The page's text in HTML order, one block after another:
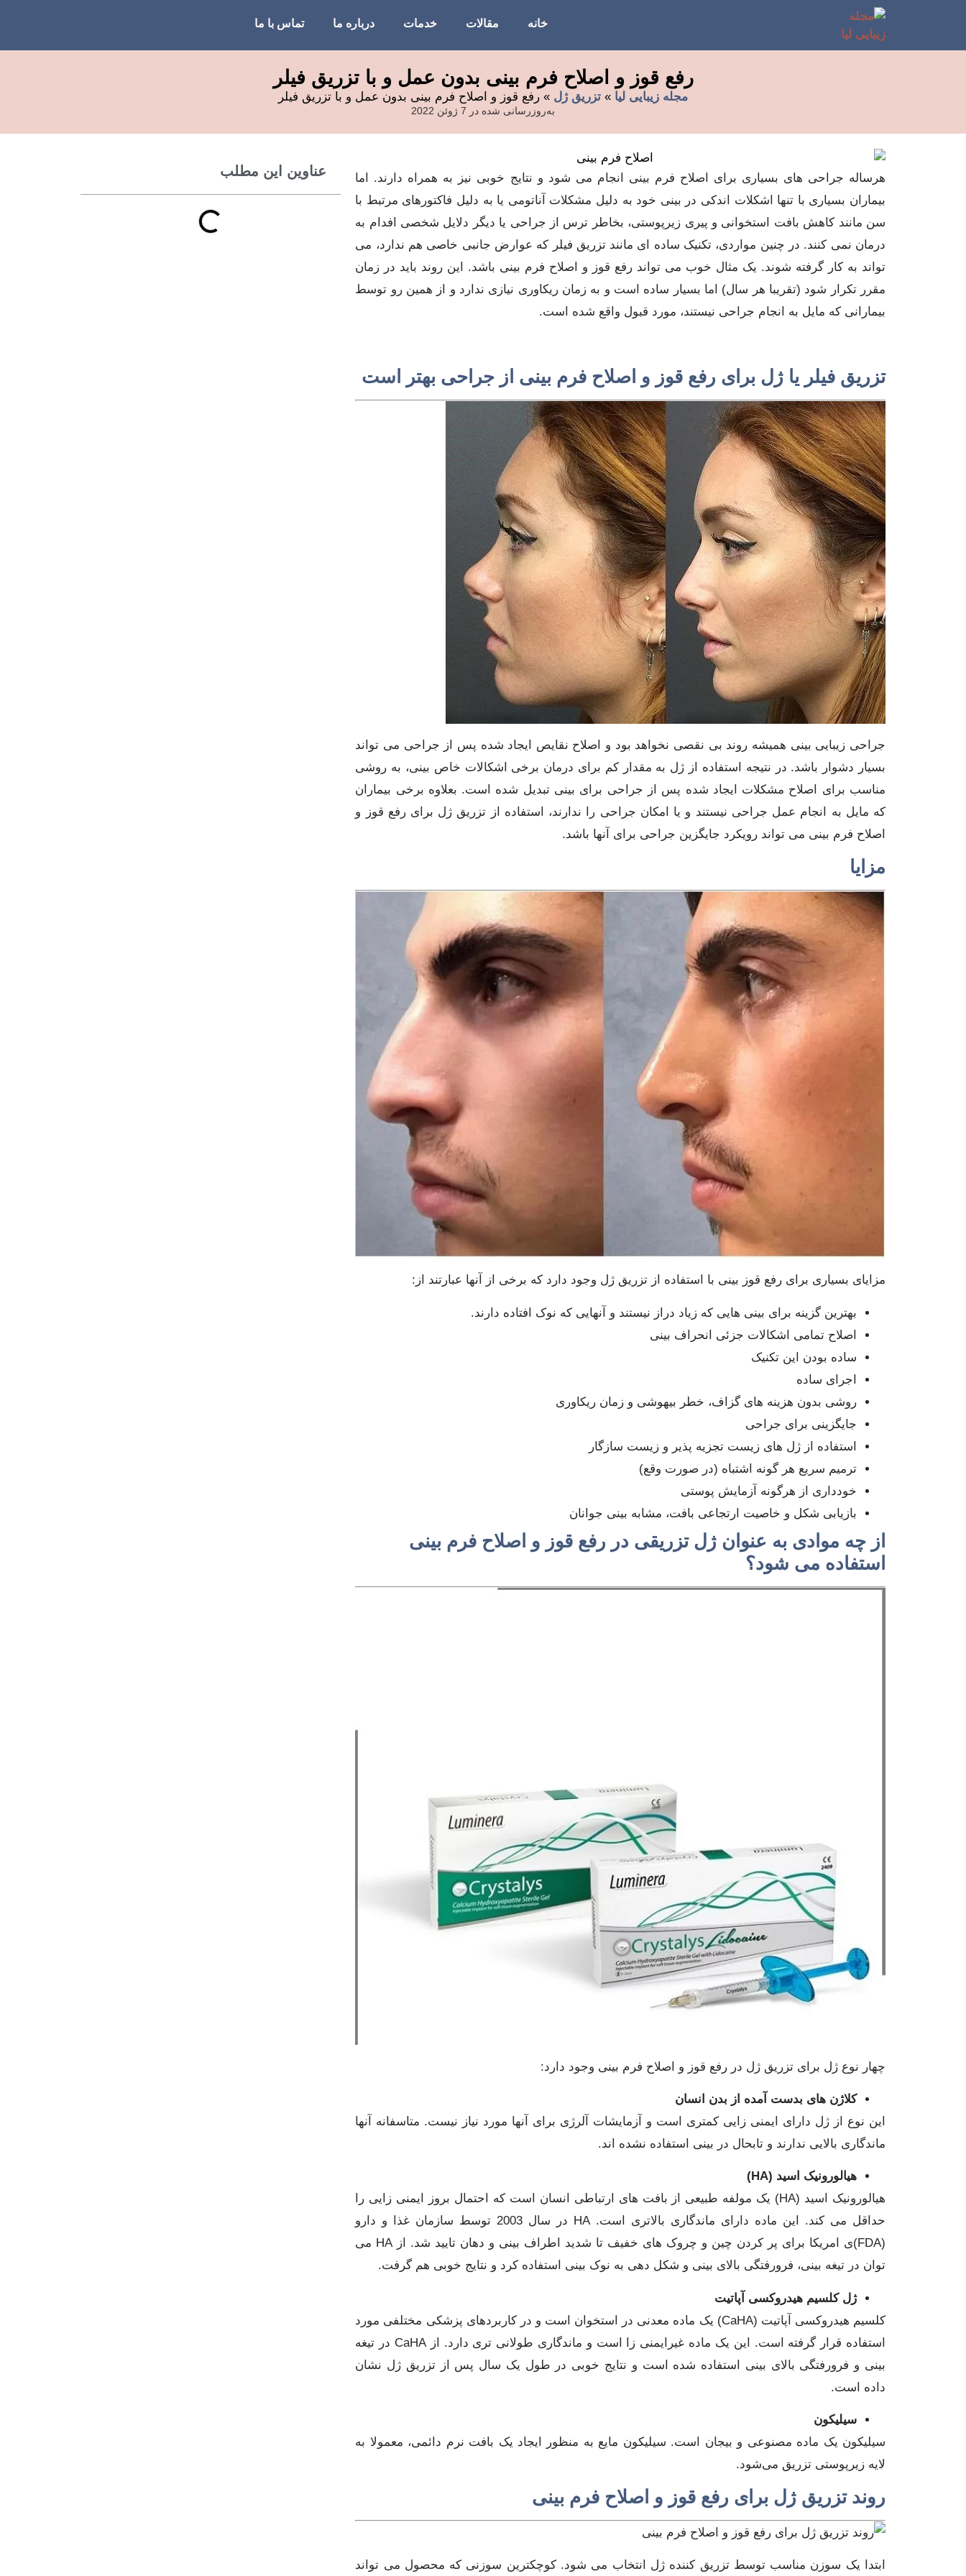
خانه مقالات خدمات درباره ما تماس با ما
رفع قوز و اصلاح فرم بینی بدون عمل و با تزریق فیلر
مجله زیبایی لیا » تزریق ژل » رفع قوز و اصلاح فرم بینی بدون عمل و با تزریق فیلر
به‌روزرسانی شده در 7 ژوئن 2022
هرساله جراحی های بسیاری برای اصلاح فرم بینی انجام می شود و نتایج خوبی نیز به همراه دارند. اما
بیماران بسیاری با تنها اشکلات اندکی در بینی خود به دلیل مشکلات آناتومی یا به دلیل فاکتورهای مرتبط با
سن مانند کاهش بافت استخوانی و پیری زیرپوستی، بخاطر ترس از جراحی یا دیگر دلایل شخصی افدام به
درمان نمی کنند. در چنین مواردی، تکنیک ساده ای مانند تزریق فیلر که عوارض جانبی خاصی هم ندارد، می
تواند به کار گرفته شوند. یک مثال خوب می تواند رفع قوز و اصلاح فرم بینی باشد. این روند باید در زمان
مقرر تکرار شود (تقریبا هر سال) اما بسیار ساده است و به زمان ریکاوری نیازی ندارد و از همین رو توسط
بیمارانی که مایل به انجام جراحی نیستند، مورد قبول واقع شده است.
تزریق فیلر یا ژل برای رفع قوز و اصلاح فرم بینی از جراحی بهتر است
جراحی زیبایی بینی همیشه روند بی نقصی نخواهد بود و اصلاح نقایص ایجاد شده پس از جراحی می تواند
بسیار دشوار باشد. در نتیجه استفاده از ژل به مقدار کم برای درمان برخی اشکالات خاص بینی، به روشی
مناسب برای اصلاح مشکلات ایجاد شده پس از جراحی برای بینی تبدیل شده است. بعلاوه برخی بیماران
که مایل به انجام عمل جراحی نیستند و یا امکان جراحی را ندارند، استفاده از تزریق ژل برای رفع قوز و
اصلاح فرم بینی می تواند رویکرد جایگزین جراحی برای آنها باشد.
مزایا
مزایای بسیاری برای رفع قوز بینی با استفاده از تزریق ژل وجود دارد که برخی از آنها عبارتند از:
بهترین گزینه برای بینی هایی که زیاد دراز نیستند و آنهایی که نوک افتاده دارند.
اصلاح تمامی اشکالات جزئی انحراف بینی
ساده بودن این تکنیک
اجرای ساده
روشی بدون هزینه های گزاف، خطر بیهوشی و زمان ریکاوری
جایگزینی برای جراحی
استفاده از ژل های زیست تجزیه پذیر و زیست سازگار
ترمیم سریع هر گونه اشتباه (در صورت وقع)
خودداری از هرگونه آزمایش پوستی
بازیابی شکل و خاصیت ارتجاعی بافت، مشابه بینی جوانان
از چه موادی به عنوان ژل تزریقی در رفع قوز و اصلاح فرم بینی
استفاده می شود؟
چهار نوع ژل برای تزریق ژل در رفع قوز و اصلاح فرم بینی وجود دارد:
کلاژن های بدست آمده از بدن انسان
این نوع از ژل دارای ایمنی زایی کمتری است و آزمایشات آلرژی برای آنها مورد نیاز نیست. متاسفانه آنها
ماندگاری بالایی ندارند و تابحال در بینی استفاده نشده اند.
هیالورونیک اسید (HA)
هیالورونیک اسید (HA) یک مولفه طبیعی از بافت های ارتباطی انسان است که احتمال بروز ایمنی زایی را
حداقل می کند. این ماده دارای ماندگاری بالاتری است. HA در سال 2003 توسط سازمان غذا و دارو
(FDA)ی امریکا برای پر کردن چین و چروک های خفیف تا شدید اطراف بینی و دهان تایید شد. از HA می
توان در تیغه بینی، فرورفتگی بالای بینی و شکل دهی به نوک بینی استفاده کرد و نتایج خوبی هم گرفت.
ژل کلسیم هیدروکسی آپاتیت
کلسیم هیدروکسی آپاتیت (CaHA) یک ماده معدنی در استخوان است و در کاربردهای پزشکی مختلفی مورد
استفاده قرار گرفته است. این یک ماده غیرایمنی زا است و ماندگاری طولانی تری دارد. از CaHA در تیغه
بینی و فرورفتگی بالای بینی استفاده شده است و نتایج خوبی در طول یک سال پس از تزریق ژل نشان
داده است.
سیلیکون
سیلیکون یک ماده مصنوعی و بیجان است. سیلیکون مایع به منظور ایجاد یک بافت نرم دائمی، معمولا به
لایه زیرپوستی تزریق می‌شود.
روند تزریق ژل برای رفع قوز و اصلاح فرم بینی
ابتدا یک سوزن مناسب توسط تزریق کننده ژل انتخاب می شود. کوچکترین سوزنی که محصول می تواند
عناوین این مطلب